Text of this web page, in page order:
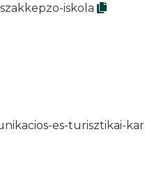
iskola
es-turisztikai-kar